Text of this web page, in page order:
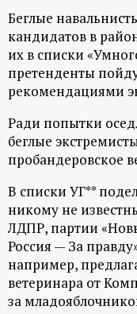
Н
-
и
н
ф
о
р
м
Беглые
кандидатов в
их в списки
претенденты
рекомендациями
Ради попытки
беглые
пробандеровское
В списки УГ**
никому не
ЛДПР, партии
Россия — За
например,
ветеринара от
за